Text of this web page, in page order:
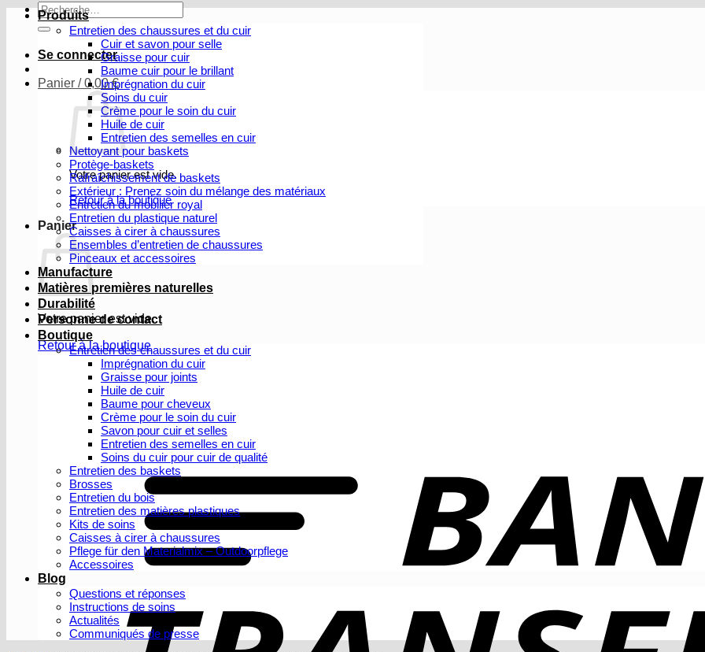
Recherche
pour :
Se connecter
Panier /0,00€
Votre panier est vide.
Retour à la boutique
Panier
Votre panier est vide.
Retour à la boutique
Produits
Entretien des chaussures et du cuir
Cuir et savon pour selle
Graisse pour cuir
Baume cuir pour le brillant
Imprégnation du cuir
Soins du cuir
Crème pour le soin du cuir
Huile de cuir
Entretien des semelles en cuir
Nettoyant pour baskets
Protège-baskets
Rafraîchissement de baskets
Extérieur : Prenez soin du mélange des matériaux
Entretien du mobilier royal
Entretien du plastique naturel
Caisses à cirer à chaussures
Ensembles d’entretien de chaussures
Pinceaux et accessoires
Manufacture
Matières premières naturelles
Durabilité
Personne de contact
Boutique
Entretien des chaussures et du cuir
Imprégnation du cuir
Graisse pour joints
Huile de cuir
Baume pour cheveux
Crème pour le soin du cuir
Savon pour cuir et selles
Entretien des semelles en cuir
Soins du cuir pour cuir de qualité
Entretien des baskets
Brosses
Entretien du bois
Entretien des matières plastiques
Kits de soins
Caisses à cirer à chaussures
Pflege für den Materialmix – Outdoorpflege
Accessoires
Blog
Questions et réponses
Instructions de soins
Actualités
Communiqués de presse